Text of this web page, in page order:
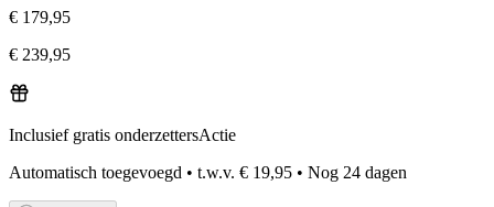
€ 179,95
€ 239,95
Inclusief gratis onderzettersActie
Automatisch toegevoegd • t.w.v. € 19,95 • Nog 24 dagen